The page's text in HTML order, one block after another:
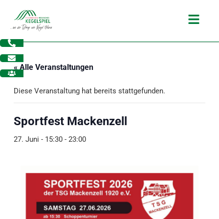
Inhalt
springen
Main
« Alle Veranstaltungen
Diese Veranstaltung hat bereits stattgefunden.
Sportfest Mackenzell
27. Juni - 15:30- 23:00